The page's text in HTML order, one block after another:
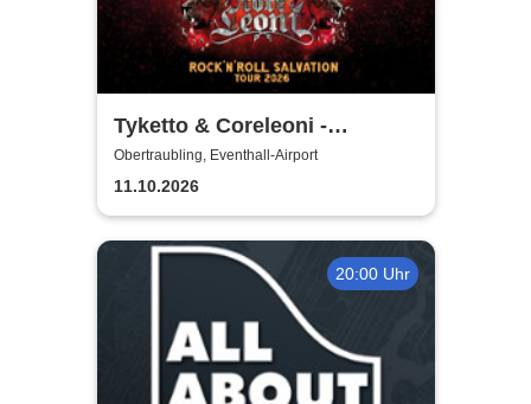
Tyketto & Coreleoni -
Rock'n'Roll Salvation Tour
2026
Obertraubling, Eventhall-Airport
11.10.2026
20:00 Uhr